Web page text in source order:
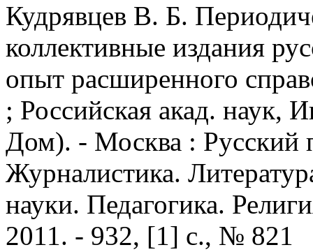
Кудрявцев В. Б.
коллективные издания
опыт расширенного
; Российская акад. наук,
Дом). - Москва : Русский
Журналистика.
науки. Педагогика.
2011. - 932, [1] с., № 821